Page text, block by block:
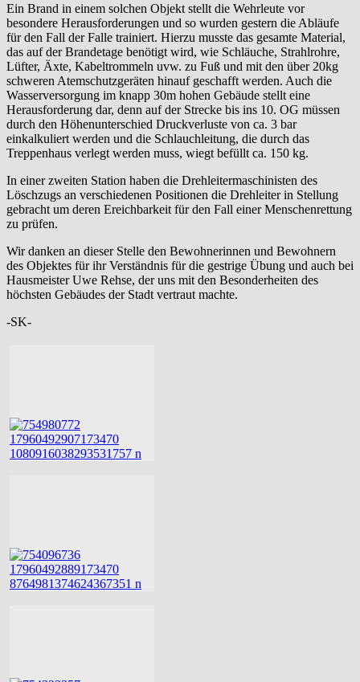
Ein Brand in einem solchen Objekt stellt die Wehrleute vor
besondere Herausforderungen und so wurden gestern die Abläufe
für den Fall der Falle trainiert. Hierzu musste das gesamte Material,
das auf der Brandetage benötigt wird, wie Schläuche, Strahlrohre,
Lüfter, Äxte, Kabeltrommeln uvw. zu Fuß und mit den über 20kg
schweren Atemschutzgeräten hinauf geschafft werden. Auch die
Wasserversorgung im knapp 30m hohen Gebäude stellt eine
Herausforderung dar, denn auf der Strecke bis ins 10. OG müssen
durch den Höhenunterschied Druckverluste von ca. 3 bar
einkalkuliert werden und die Schlauchleitung, die durch das
Treppenhaus verlegt werden muss, wiegt befüllt ca. 150 kg.
In einer zweiten Station haben die Drehleitermaschinisten des
Löschzugs an verschiedenen Positionen die Drehleiter in Stellung
gebracht um deren Ereichbarkeit für den Fall einer Menschenrettung
zu prüfen.
Wir danken an dieser Stelle den Bewohnerinnen und Bewohnern
des Objektes für ihr Verständnis für die gestrige Übung und auch bei
Hausmeister Uwe Rehse, der uns mit den Besonderheiten des
höchsten Gebäudes der Stadt vertraut machte.
-SK-